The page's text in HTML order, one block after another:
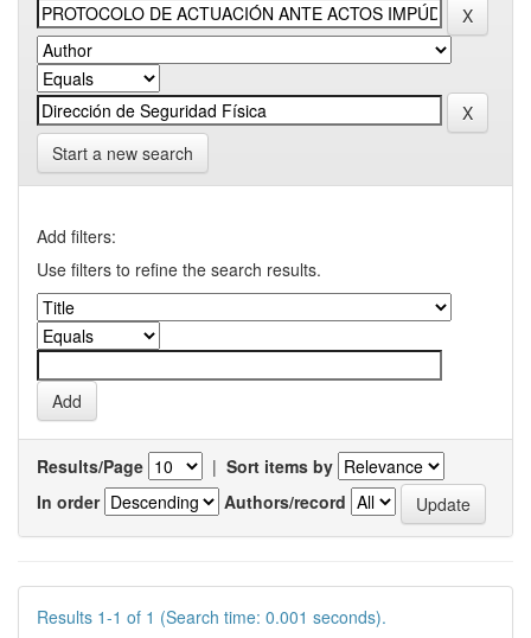
Start a new search
Add filters:
Use filters to refine the search results.
Results/Page | Sort items by
In order
Authors/record
Results 1-1 of 1 (Search time: 0.001 seconds).